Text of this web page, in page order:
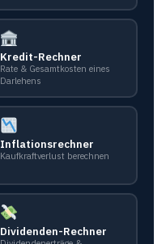
Kredit-Rechner
Rate & Gesamtkosten eines
Darlehens
Inflationsrechner
Kaufkraftverlust berechnen
Dividenden-Rechner